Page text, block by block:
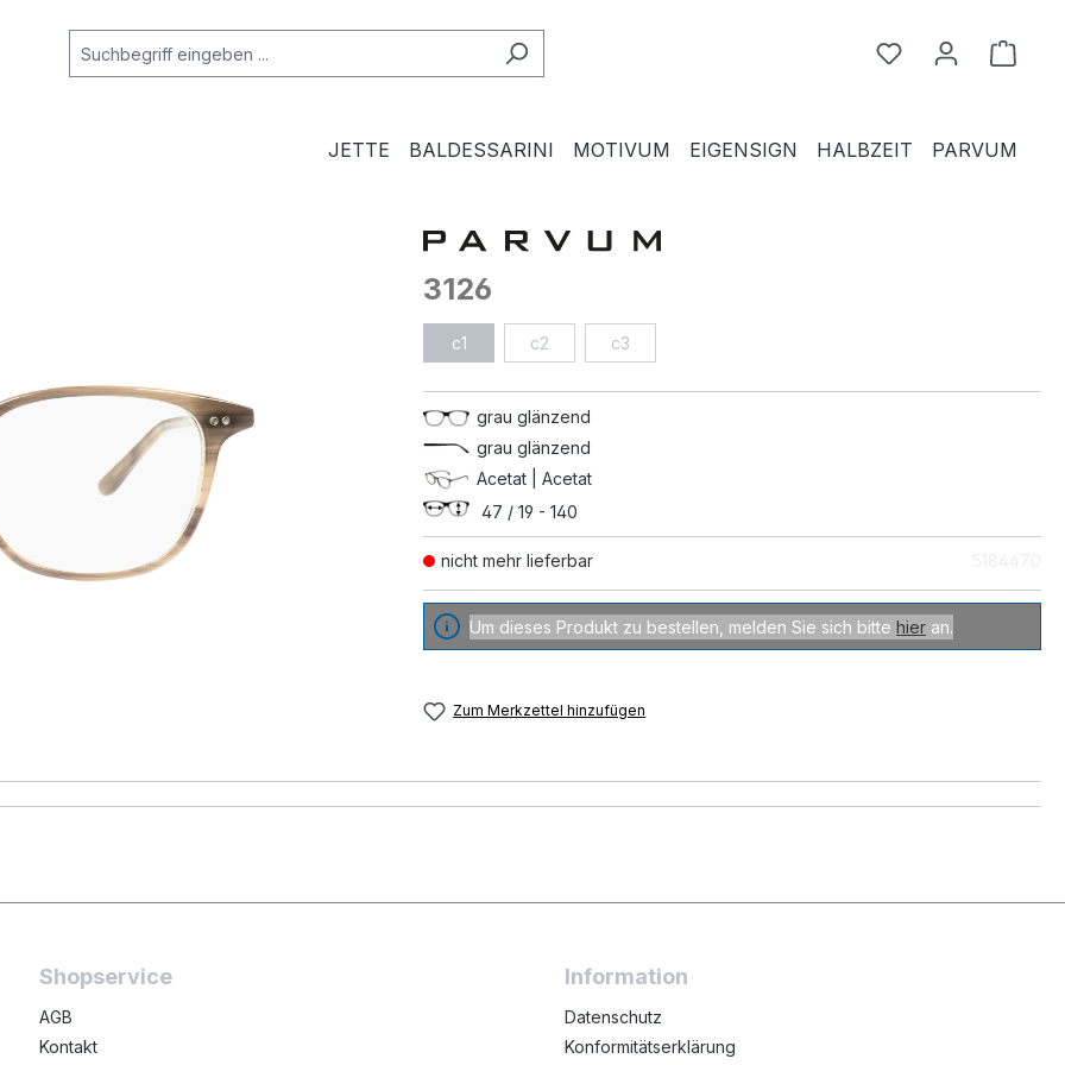
Du hast 0
JETTE BALDESSARINI MOTIVUM EIGENSIGN HALBZEIT PARVUM
nicht mehr lieferbar
3126
c1 c2 c3
grau glänzend
grau glänzend
Acetat | Acetat
47 / 19 - 140
Um dieses Produkt zu bestellen, melden Sie sich bitte hier an.
Zum Merkzettel hinzufügen
Shopservice
AGB
Kontakt
Information
Datenschutz
Konformitätserklärung